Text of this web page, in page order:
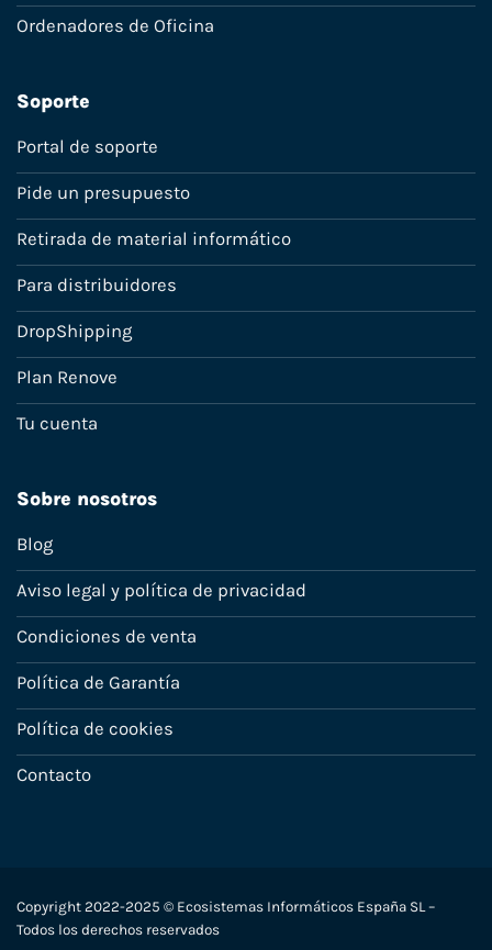
Ordenadores de Oficina
Soporte
Portal de soporte
Pide un presupuesto
Retirada de material informático
Para distribuidores
DropShipping
Plan Renove
Tu cuenta
Sobre nosotros
Blog
Aviso legal y política de privacidad
Condiciones de venta
Política de Garantía
Política de cookies
Contacto
Copyright 2022-2025 © Ecosistemas Informáticos España SL –
Todos los derechos reservados